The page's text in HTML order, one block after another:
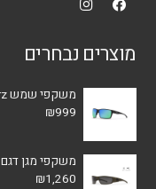
מוצרים נבחרים
משקפי שמש Gatorz דגם Marauder - עדשה Green Mirror
₪999
משקפי מגן דגם MAGNUM עדשה SMOKE
₪1,260